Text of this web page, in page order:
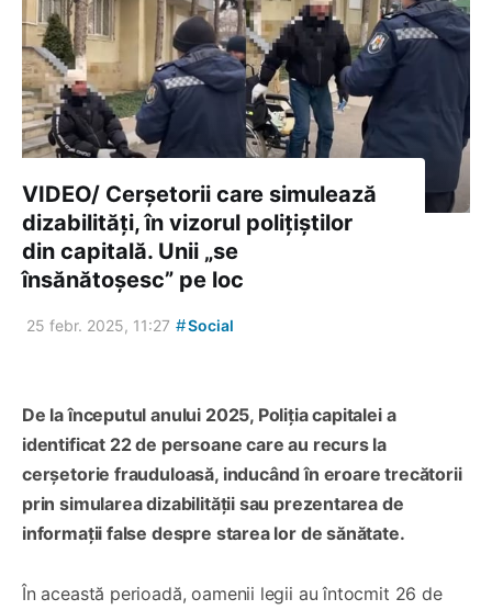
VIDEO/ Cerșetorii care simulează
dizabilități, în vizorul polițiștilor
din capitală. Unii „se
însănătoșesc” pe loc
25 febr. 2025, 11:27 #Social
De la începutul anului 2025, Poliția capitalei a
identificat 22 de persoane care au recurs la
cerșetorie frauduloasă, inducând în eroare trecătorii
prin simularea dizabilității sau prezentarea de
informații false despre starea lor de sănătate.
În această perioadă, oamenii legii au întocmit 26 de